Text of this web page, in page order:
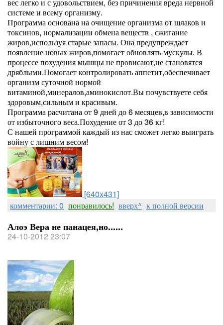
системе и всему организму.
Программа основана на очищение организма от шлаков и
токсинов, нормализации обмена веществ , сжигание
жиров,используя старые запасы. Она предупреждает
появление новых жиров,помогает обновлять мускулы. В
процессе похудения мышцы не провисают,не становятся
дряблыми.Помогает контролировать аппетит,обеспечивает
организм суточной нормой
витаминой,минералов,аминокислот.Вы почувствуете себя
здоровым,сильным и красивым.
Программа расчитана от 9 дней до 6 месяцев,в зависимости
от избыточного веса.Похудение от 3 до 36 кг!
С нашей программой каждый из нас сможет легко выиграть
войну с лишним весом!
[640x431]
комментарии: 0 понравилось! вверх^ к полной версии
Алоэ Вера не панацея,но......
24-10-2012 23:07